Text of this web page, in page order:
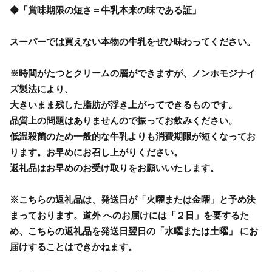
◆「賞味期限の短さ＝牛乳本来の味である証」
スーパーでは買えない本物の牛乳をぜひ味わってください。
※時間がたつとクリームの層ができますが、ノンホモジナイ
ズ製法により、
大きいまま残した脂肪が浮き上がってできるものです。
品質上の問題はありませんので振ってお飲みください。
低温殺菌のため一般的な牛乳よりも消費期限が短くなってお
ります。お早めにお召し上がりください。
返礼品はお早めのお受け取りをお願いいたします。
※こちらの返礼品は、発送日が「火曜または金曜」と予め決
まっております。道外 へのお届けには「２日」を要するた
め、こちらの返礼品を発送日翌日の「水曜または土曜」 にお
届けすることはできかねます。